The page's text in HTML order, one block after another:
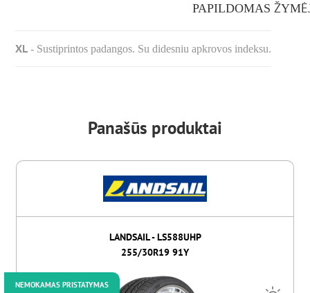
PAPILDOMAS
XL - Sustiprintos padangos. Su didesniu apkrovos indeksu.
Panašūs produktai
LANDSAIL - LS588UHP
255/30R19 91Y
NEMOKAMAS PRISTATYMAS